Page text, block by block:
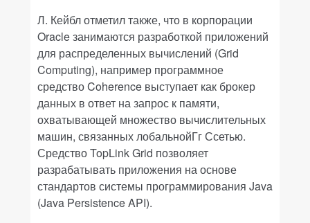
Л. Кейбл отметил также, что в корпорации
Oracleзанимаются разработкой приложений
для распределенных вычислений (Grid
Computing), например программное
средствоCoherence выступает как брокер
данных в ответ на запрос к памяти,
охватывающей множество вычислительных
машин, связанных лобальнойГг Ссетью.
СредствоTopLinkGrid позволяет
разрабатывать приложения на основе
стандартов системы программирования Java
(Java PersistenceAPI).